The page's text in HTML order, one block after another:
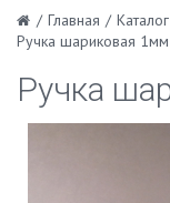
/ Главная / Каталог
Ручка шариковая 1мм
Ручка